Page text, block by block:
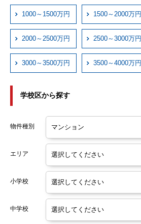
宝塚市
川西市
近鉄信貴線
近鉄けいはんな線
近鉄西信貴ケーブル
京阪交野線
阪急神戸線
阪急宝塚線
阪急京都線
阪急今津線
阪急甲陽線
1000～1500万円 1500～2000万円
2000～2500万円 2500～3000万円
3000～3500万円 3500～4000万円
学校区から探す
物件種別
エリア
小学校
中学校